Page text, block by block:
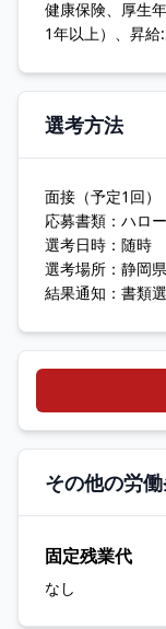
健康保険、厚生
1年以上）、昇給
選考方法
面接（予定1回
応募書類：ハロ
選考日時：随時
選考場所：静岡
結果通知：書類
その他の労
固定残業代
なし